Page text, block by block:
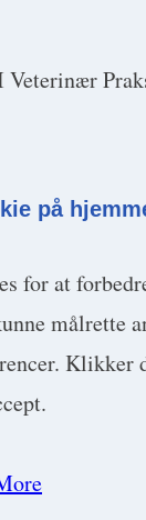
Veterinær
på
for at
målrette
Klikker